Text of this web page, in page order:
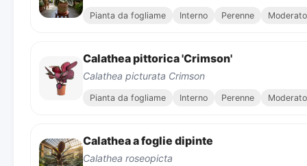
Pianta da fogliame Interno Perenne Moderato
Calathea pittorica 'Crimson'
Calathea picturata Crimson
Pianta da fogliame Interno Perenne Moderato
Calathea a foglie dipinte
Calathea roseopicta